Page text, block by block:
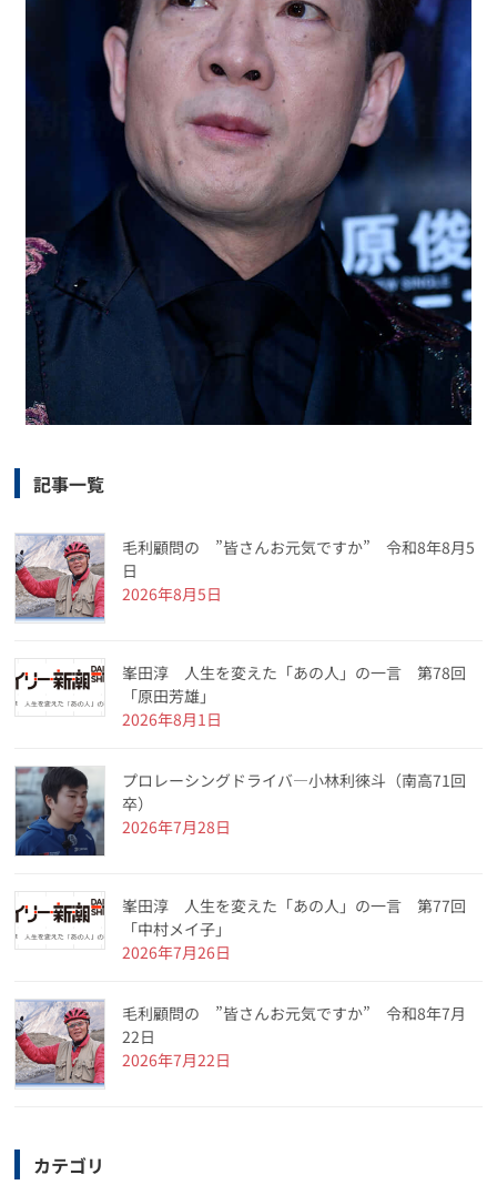
記事一覧
毛利顧問の ”皆さんお元気ですか” 令和8年8月5
日
2026年8月5日
峯田淳 人生を変えた「あの人」の一言 第78回
「原田芳雄」
2026年8月1日
プロレーシングドライバ―小林利徠斗（南高71回
卒）
2026年7月28日
峯田淳 人生を変えた「あの人」の一言 第77回
「中村メイ子」
2026年7月26日
毛利顧問の ”皆さんお元気ですか” 令和8年7月
22日
2026年7月22日
カテゴリ